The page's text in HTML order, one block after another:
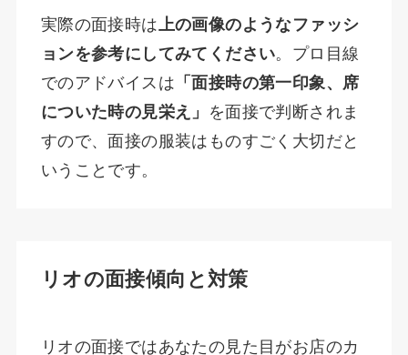
実際の面接時は 上の画像のようなファッシ
ョンを参考にしてみてください。プロ目線
でのアドバイスは 「面接時の第一印象、席
についた時の見栄え」
を面接で判断されま
すので、面接の服装はものすごく大切だと
いうことです。
リオの面接傾向と対策
リオの面接ではあなたの見た目がお店のカ